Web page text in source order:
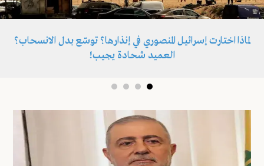
لماذا اختارت إسرائيل المنصوري في إنذارها؟ توسّع بدل الانسحاب؟
العميد شحادة يجيب!